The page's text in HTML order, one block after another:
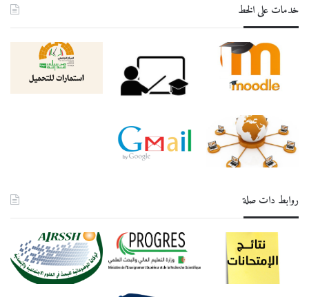
خدمات على الخط
روابط دات صلة